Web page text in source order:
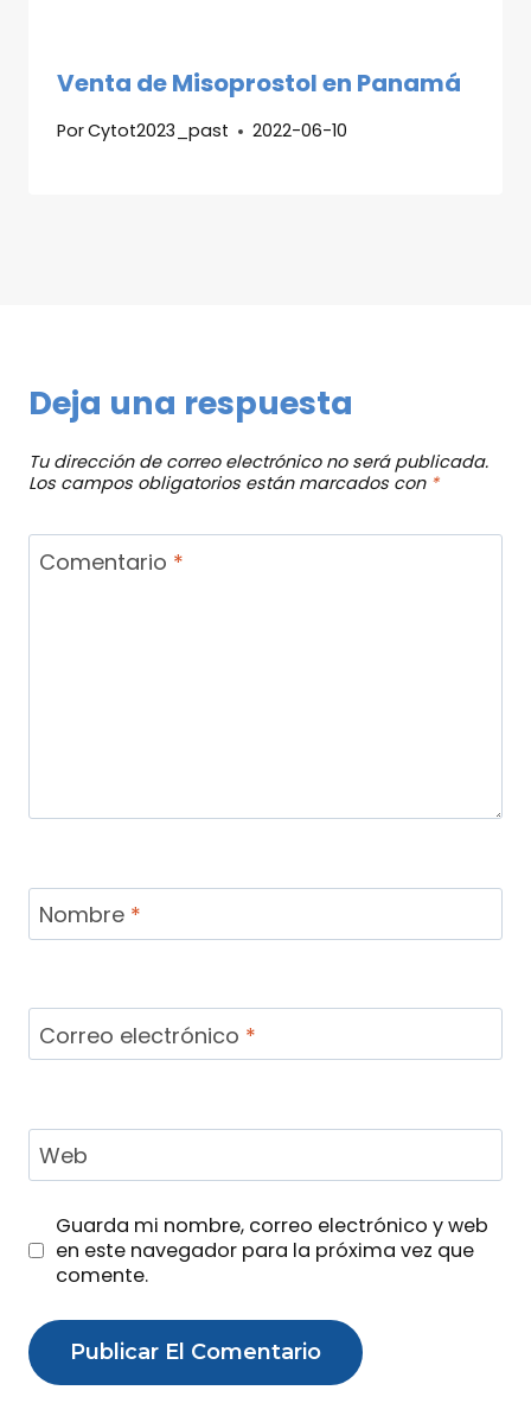
Venta de Misoprostol en Panamá
PorCytot2023_past 2022-06-10
Deja una respuesta
Tu dirección de correo electrónico no será publicada.
Los campos obligatorios están marcados con *
Comentario *
Nombre *
Correo electrónico *
Web
Guarda mi nombre, correo electrónico y web
en este navegador para la próxima vez que
comente.